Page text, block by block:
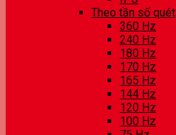
Theo tần số quét
360 Hz
240 Hz
180 Hz
170 Hz
165 Hz
144 Hz
120 Hz
100 Hz